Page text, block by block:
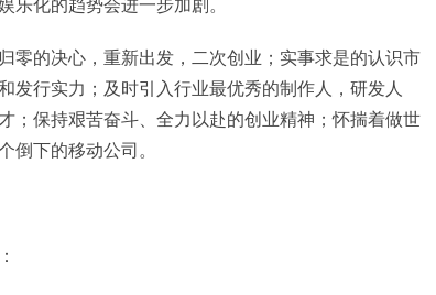
零的决心，重新出发，二次创业；实事求是的认识市
发行实力；及时引入行业最优秀的制作人，研发人
；保持艰苦奋斗、全力以赴的创业精神；怀揣着做世
倒下的移动公司。